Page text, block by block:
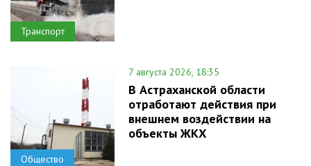
Транспорт
Общество
7 августа 2026, 18:35
В Астраханской области
отработают действия при
внешнем воздействии на
объекты ЖКХ